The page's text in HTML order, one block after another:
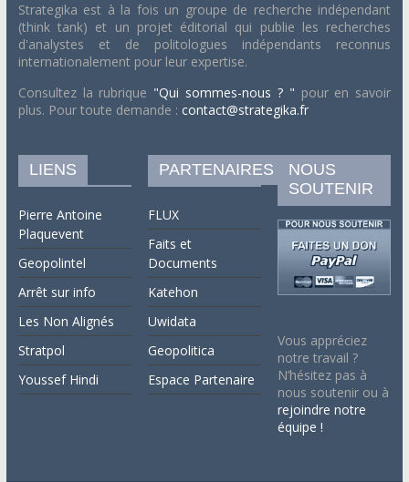
Strategika est à la fois un groupe de recherche indépendant
(think tank) et un projet éditorial qui publie les recherches
d'analystes et de politologues indépendants reconnus
internationalement pour leur expertise.
Consultez la rubrique "Qui sommes-nous ? " pour en savoir
plus. Pour toute demande : contact@strategika.fr
LIENS
Pierre Antoine
Plaquevent
Geopolintel
Arrêt sur info
Les Non Alignés
Stratpol
Youssef Hindi
PARTENAIRES
FLUX
Faits et
Documents
Katehon
Uwidata
Geopolitica
Espace Partenaire
NOUS
SOUTENIR
Vous appréciez
notre travail ?
N’hésitez pas à
nous soutenir ou à
rejoindre notre
équipe !